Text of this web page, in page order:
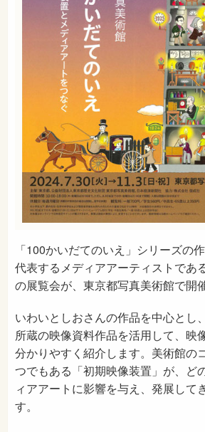
「100かいだてのいえ」シリーズの
代表するメディアアーティストであ
の展覧会が、東京都写真美術館で開
いわいとしおさんの作品を中心とし
所蔵の映像資料作品を活用して、映
分かりやすく紹介します。美術館の
つでもある「初期映像装置」が、ど
ィアアートに影響を与え、発展して
す。